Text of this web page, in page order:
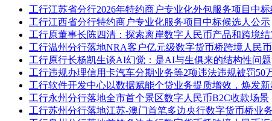
工行江苏省分行2026年特约商户专业化外包服务项目中
工行江西省分行特约商户专业化服务项目中标候选人公示
工行原董事长陈四清：探索离岸数字人民币产品和跨境结
工行温州分行落地NRA客户亿元级数字货币桥跨境人民
工行原行长杨凯生谈AI幻觉：是AI与生俱来的结构性问题
工行违规办理信用卡汽车分期业务等2项违法违规被罚50
工行软件开发中心以数据赋能个贷业务提质增效，焕发
工行永州分行落地全市首个景区数字人民币B2C收款场景
工行苏州分行落地江苏-澳门首笔多边央行数字货币桥业务